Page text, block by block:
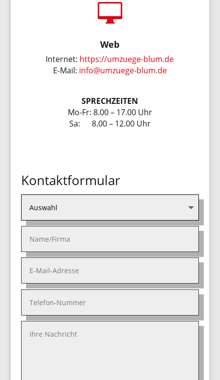

Web
Internet: https://umzuege-blum.de
E-Mail: info@umzuege-blum.de
SPRECHZEITEN
Mo-Fr: 8.00 – 17.00 Uhr
Sa: 8.00 – 12.00 Uhr
Kontaktformular